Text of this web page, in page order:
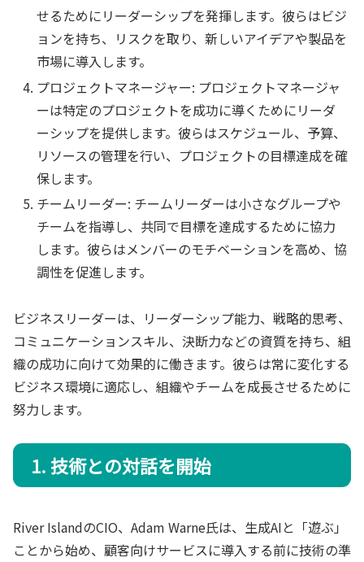
せるためにリーダーシップを発揮します。彼らはビジ
ョンを持ち、リスクを取り、新しいアイデアや製品を
市場に導入します。
プロジェクトマネージャー: プロジェクトマネージャ
ーは特定のプロジェクトを成功に導くためにリーダ
ーシップを提供します。彼らはスケジュール、予算、
リソースの管理を行い、プロジェクトの目標達成を確
保します。
チームリーダー: チームリーダーは小さなグループや
チームを指導し、共同で目標を達成するために協力
します。彼らはメンバーのモチベーションを高め、協
調性を促進します。
ビジネスリーダーは、リーダーシップ能力、戦略的思考、
コミュニケーションスキル、決断力などの資質を持ち、組
織の成功に向けて効果的に働きます。彼らは常に変化する
ビジネス環境に適応し、組織やチームを成長させるために
努力します。
1. 技術との対話を開始
River IslandのCIO、Adam Warne氏は、生成AIと「遊ぶ」
ことから始め、顧客向けサービスに導入する前に技術の準